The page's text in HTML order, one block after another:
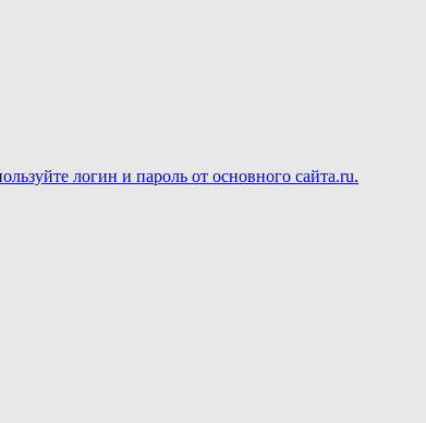
логин и пароль от основного сайта.ru.